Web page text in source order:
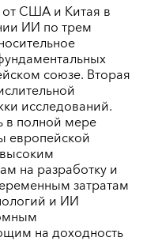
от США и Китая в
ИИ по трем
союзе. Вторая
исследований.
в полной мере
европейской
на разработку и
затратам
и ИИ
на доходность